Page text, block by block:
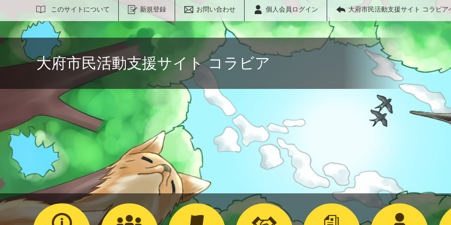
このサイトについて 新規登録 お問い合わせ 個人会員ログイン 大府市民活動支援サイト コラビア
サイト内検索
大府市民活動支援サイト コラビア